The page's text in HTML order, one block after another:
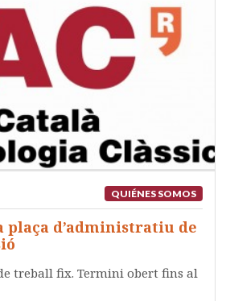
QUIÉNES SOMOS
plaça d’administratiu de
treball fix. Termini obert fins al